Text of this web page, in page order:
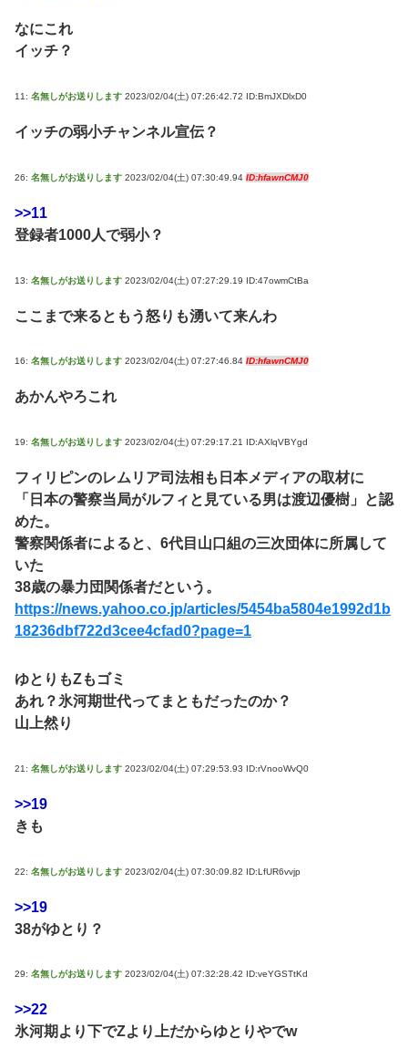
なにこれ
イッチ？
11: 名無しがお送りします 2023/02/04(土) 07:26:42.72 ID:BmJXDlxD0
イッチの弱小チャンネル宣伝？
26: 名無しがお送りします 2023/02/04(土) 07:30:49.94 ID:hfawnCMJ0
>>11
登録者1000人で弱小？
13: 名無しがお送りします 2023/02/04(土) 07:27:29.19 ID:47owmCtBa
ここまで来るともう怒りも湧いて来んわ
16: 名無しがお送りします 2023/02/04(土) 07:27:46.84 ID:hfawnCMJ0
あかんやろこれ
19: 名無しがお送りします 2023/02/04(土) 07:29:17.21 ID:AXlqVBYgd
フィリピンのレムリア司法相も日本メディアの取材に
「日本の警察当局がルフィと見ている男は渡辺優樹」と認
めた。
警察関係者によると、6代目山口組の三次団体に所属して
いた
38歳の暴力団関係者だという。
https://news.yahoo.co.jp/articles/5454ba5804e1992d1b
18236dbf722d3cee4cfad0?page=1
ゆとりもZもゴミ
あれ？氷河期世代ってまともだったのか？
山上然り
21: 名無しがお送りします 2023/02/04(土) 07:29:53.93 ID:rVnooWvQ0
>>19
きも
22: 名無しがお送りします 2023/02/04(土) 07:30:09.82 ID:LfUR6vvjp
>>19
38がゆとり？
29: 名無しがお送りします 2023/02/04(土) 07:32:28.42 ID:veYGSTtKd
>>22
氷河期より下でZより上だからゆとりやでw